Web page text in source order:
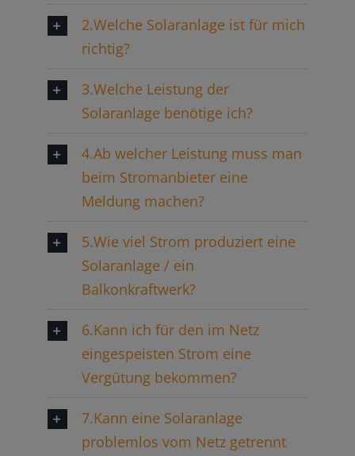
2.Welche Solaranlage ist für mich
richtig?
3.Welche Leistung der
Solaranlage benötige ich?
4.Ab welcher Leistung muss man
beim Stromanbieter eine
Meldung machen?
5.Wie viel Strom produziert eine
Solaranlage / ein
Balkonkraftwerk?
6.Kann ich für den im Netz
eingespeisten Strom eine
Vergütung bekommen?
7.Kann eine Solaranlage
problemlos vom Netz getrennt